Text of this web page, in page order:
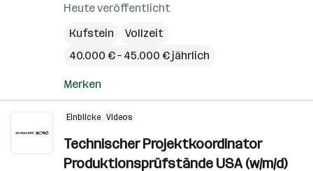
Heute veröffentlicht
Kufstein
Vollzeit
40.000 € – 45.000 € jährlich
Merken
Einblicke Videos
Technischer Projektkoordinator
Produktionsprüfstände USA (w/m/d)